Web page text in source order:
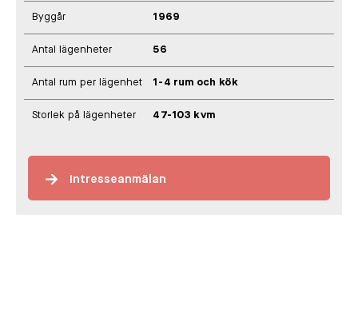
Byggår 1969
Antal lägenheter 56
Antal rum per lägenhet 1-4 rum och kök
Storlek på lägenheter 47-103 kvm
Intresseanmälan